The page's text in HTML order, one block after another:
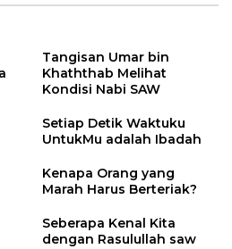
Tangisan Umar bin
Khaththab Melihat
Kondisi Nabi SAW
Setiap Detik Waktuku
UntukMu adalah Ibadah
Kenapa Orang yang
Marah Harus Berteriak?
Seberapa Kenal Kita
dengan Rasulullah saw